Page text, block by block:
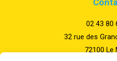
02 43 80
32 rue des
72100 Le